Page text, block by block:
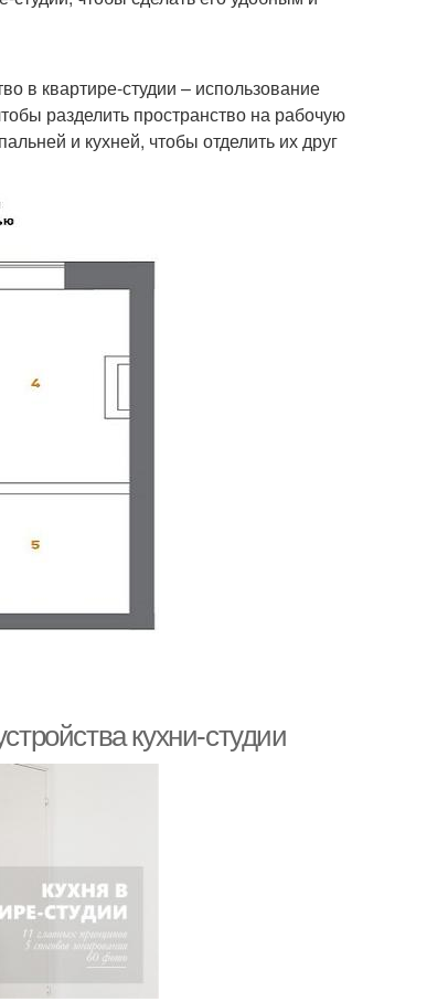
в квартире-студии – использование
разделить пространство на рабочую
и кухней, чтобы отделить их друг
кухни-студии